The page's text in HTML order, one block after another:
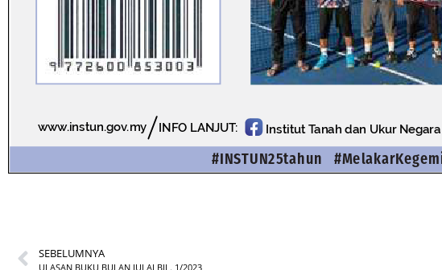
SEBELUMNYA
ULASAN BUKU BULAN JULAI BIL. 1/2023